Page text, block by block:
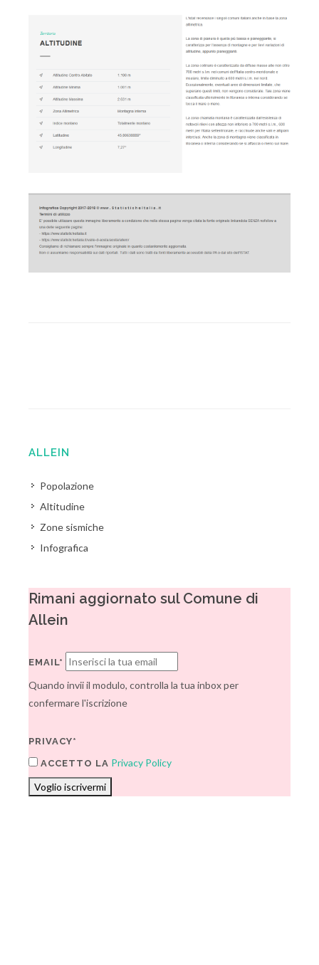
ALLEIN
Popolazione
Altitudine
Zone sismiche
Infografica
Rimani aggiornato sul Comune di
Allein
EMAIL*
Quando invii il modulo, controlla la tua inbox per
confermare l'iscrizione
PRIVACY*
ACCETTO LA Privacy Policy
Voglio iscrivermi